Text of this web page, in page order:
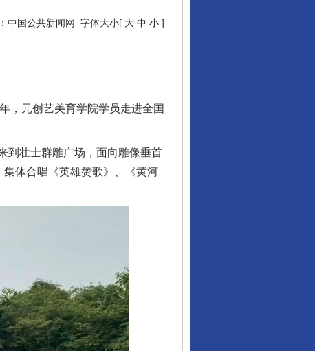
中国公共新闻网 字体大小[ 大 中 小 ]
，元创艺美育学院学员走进全国
壮士群雕广场，面向雕像垂首
体合唱《英雄赞歌》、《黄河